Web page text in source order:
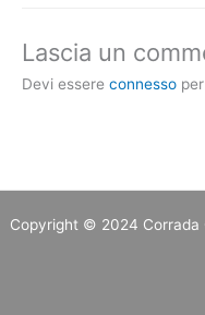
Lascia un
Devi essere connesso
Copyright © 2024 Corrada